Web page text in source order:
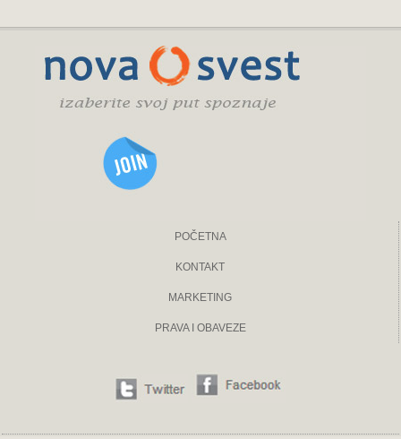
POČETNA
KONTAKT
MARKETING
PRAVA I OBAVEZE